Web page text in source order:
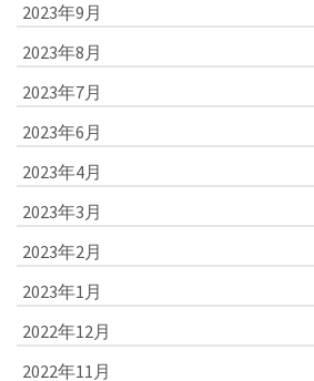
2023年9月
2023年8月
2023年7月
2023年6月
2023年4月
2023年3月
2023年2月
2023年1月
2022年12月
2022年11月